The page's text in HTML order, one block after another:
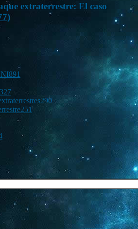
extraterrestre: El caso
891
327
290
251